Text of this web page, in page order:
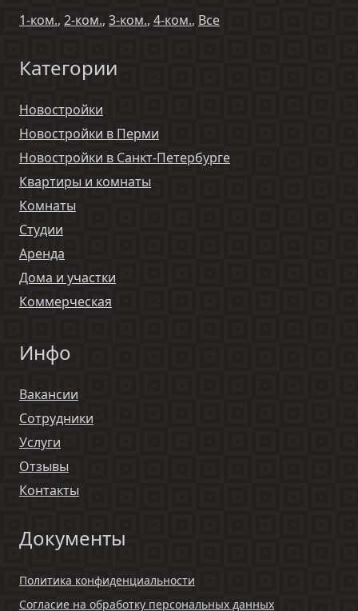
1-ком., 2-ком., 3-ком., 4-ком., Все
Категории
Новостройки
Новостройки в Перми
Новостройки в Санкт-Петербурге
Квартиры и комнаты
Комнаты
Студии
Аренда
Дома и участки
Коммерческая
Инфо
Вакансии
Сотрудники
Услуги
Отзывы
Контакты
Документы
Политика конфиденциальности
Согласие на обработку персональных данных